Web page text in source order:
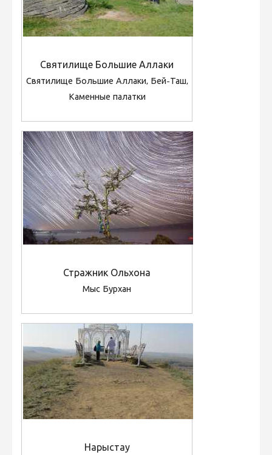
Святилище Большие Аллаки
Святилище Большие Аллаки, Бей-Таш,
Каменные палатки
Стражник Ольхона
Мыс Бурхан
Нарыстау